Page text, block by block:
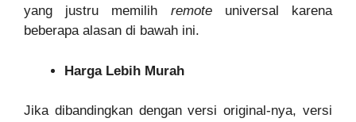
yang justru memilih remote universal karena
beberapa alasan di bawah ini.
Harga Lebih Murah
Jika dibandingkan dengan versi original-nya, versi